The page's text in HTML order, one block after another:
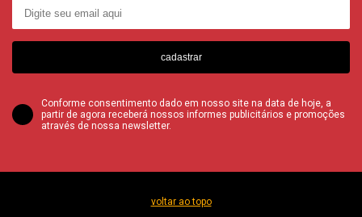
cadastrar
Conforme consentimento dado em nosso site na data de hoje, a
partir de agora receberá nossos informes publicitários e promoções
através de nossa newsletter.
voltar ao topo